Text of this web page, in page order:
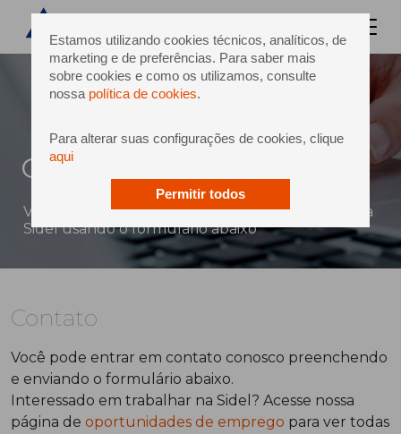
Estamos utilizando cookies técnicos, analíticos, de
marketing e de preferências. Para saber mais
sobre cookies e como os utilizamos, consulte
nossa política de cookies.
Para alterar suas configurações de cookies, clique
aqui
Permitir todos
Contato
Você pode enviar uma mensagem diretamente à
Sidel usando o formulário abaixo
Contato
Você pode entrar em contato conosco preenchendo
e enviando o formulário abaixo.
Interessado em trabalhar na Sidel? Acesse nossa
página de oportunidades de emprego para ver todas